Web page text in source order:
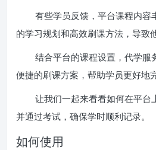
有些学员反馈，平台课程内容
的学习规划和高效刷课方法，导致
结合平台的课程设置，代学服
便捷的刷课方案，帮助学员更好地
让我们一起来看看如何在平台
并通过考试，确保学时顺利记录。
如何使用